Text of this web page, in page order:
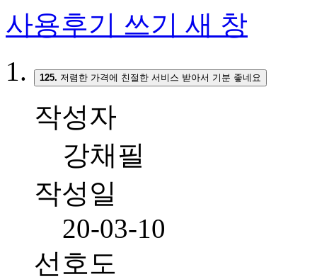
사용후기 쓰기 새 창
125. 저렴한 가격에 친절한 서비스 받아서 기분 좋네요
작성자
강채필
작성일
20-03-10
선호도